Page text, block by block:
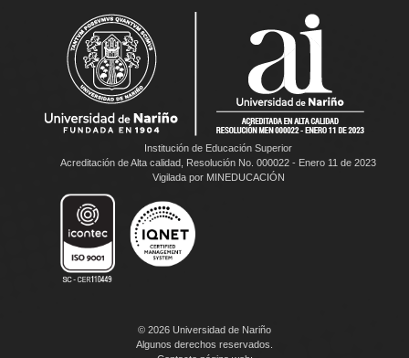
Institución de Educación Superior
Acreditación de Alta calidad, Resolución No. 000022 - Enero 11 de 2023
Vigilada por MINEDUCACIÓN
© 2026 Universidad de Nariño
Algunos derechos reservados.